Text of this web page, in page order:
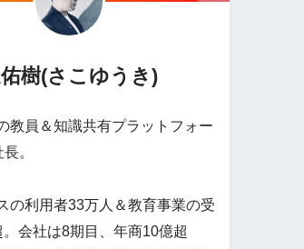
樹(さこゆうき)
教員＆知識共有プラットフォー
。
の利用者33万人＆教育事業の受
会社は8期目、年商10億超